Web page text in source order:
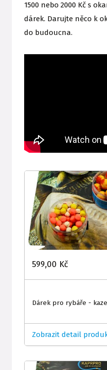
1500 nebo 2000 Kč s
dárek. Darujte něco k
do budoucna.
599,00 Kč
Dárek pro rybáře -
Zobrazit detail